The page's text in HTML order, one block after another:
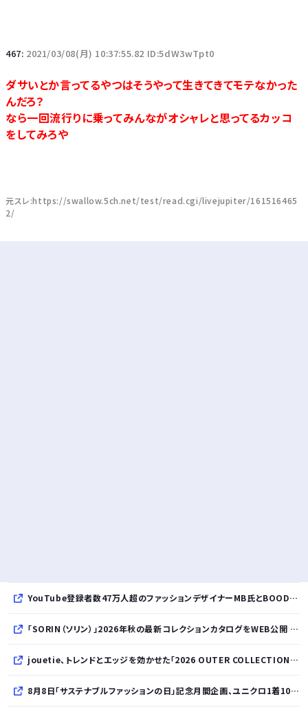
467: 2021/03/08(月) 10:37:55.82 ID:5dW3wTpt0
ダサいとか言ってるやつはそうやって生きてきてモテなかった
んだろ？
なら一回流行りに乗ってみんながオシャレと思ってるカッコ
をしてみろや
元スレ:https://swallow.5ch.net/test/read.cgi/livejupiter/161516465
2/
YouTube登録者数47万人超のファッションデザイナーMB氏とBOODYがコラボレーション。極上の着心地を追求した別注Tシャツが8月12日発売開始
「SORIN（ソリン）」2026年秋の最新コレクションカタログをWEB公開 「Paradox in Neutral」をテーマに秩序と反逆が共存する世界観を表現
jouetie、トレンドとエッジを効かせた「2026 OUTER COLLECTION」を公開
8月8日「サステナブルファッションの日」記念月間企画、ユニクロ1着100円買取保証とXプレゼントキャンペーンを実施